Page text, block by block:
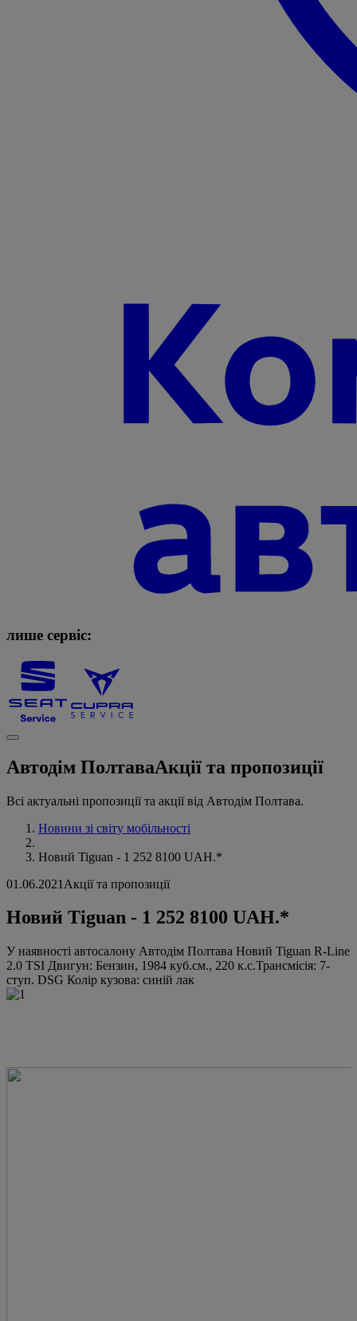
лише сервіс:
Автодім ПолтаваАкції та пропозиції
Всі актуальні пропозиції та акції від Автодім Полтава.
Новини зі світу мобільності
Новий Tiguan - 1 252 8100 UAH.*
01.06.2021 Акції та пропозиції
Новий Tiguan - 1 252 8100 UAH.*
У наявності автосалону Автодім Полтава Новий Tiguan R-Line
2.0 TSI Двигун: Бензин, 1984 куб.см., 220 к.с.Трансмісія: 7-
ступ. DSG Колір кузова: синій лак